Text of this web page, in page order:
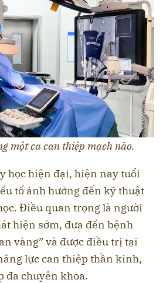
một ca can thiệp mạch não.
học hiện đại, hiện nay tuổi
tố ảnh hưởng đến kỹ thuật
Điều quan trọng là người
hiện sớm, đưa đến bệnh
vàng” và được điều trị tại
lực can thiệp thần kinh,
đa chuyên khoa.